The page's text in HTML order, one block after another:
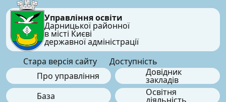
Управління освіти
Дарницької районної
в місті Києві
державної адміністрації
Стара версія сайту
Доступність
Про управління
Довідник
закладів
База
Освітня
діяльність